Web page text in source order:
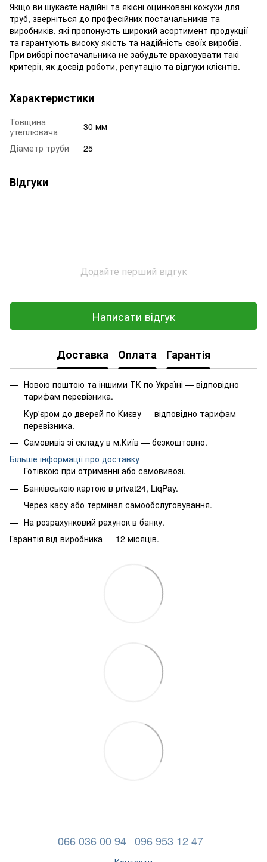
Якщо ви шукаєте надійні та якісні оцинковані кожухи для
труб, зверніться до професійних постачальників та
виробників, які пропонують широкий асортимент продукції
та гарантують високу якість та надійність своїх виробів.
При виборі постачальника не забудьте враховувати такі
критерії, як досвід роботи, репутацію та відгуки клієнтів.
Характеристики
Товщина
утеплювача
30 мм
Діаметр труби
25
Відгуки
Додайте перший відгук
Написати відгук
Доставка Оплата Гарантія
Новою поштою та іншими ТК по Україні — відповідно
тарифам перевізника.
Кур'єром до дверей по Києву — відповідно тарифам
перевізника.
Самовивіз зі складу в м.Київ — безкоштовно.
Більше інформації про доставку
Готівкою при отриманні або самовивозі.
Банківською картою в privat24, LiqPay.
Через касу або термінал самообслуговування.
На розрахунковий рахунок в банку.
Гарантія від виробника — 12 місяців.
066 036 00 94 096 953 12 47